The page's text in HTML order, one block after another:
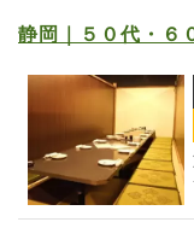
静岡｜５０代・６